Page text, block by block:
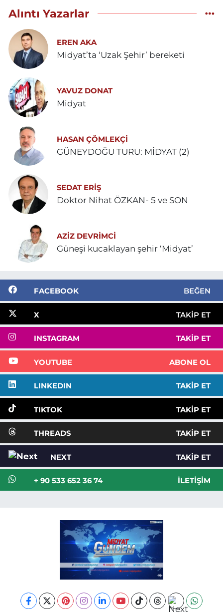
Alıntı Yazarlar
EREN AKA
Midyat’ta ‘Uzak Şehir’ bereketi
YAVUZ DONAT
Midyat
HASAN ÇÖMLEKÇİ
GÜNEYDOĞU TURU: MİDYAT (2)
SEDAT ERİŞ
Doktor Nihat ÖZKAN- 5 ve SON
AZIZ DEVRIMCI
Güneşi kucaklayan şehir ‘Midyat’
FACEBOOK BEĞEN
X TAKIP ET
INSTAGRAM TAKIP ET
YOUTUBE ABONE OL
LINKEDIN TAKIP ET
TIKTOK TAKIP ET
THREADS TAKIP ET
NEXT TAKIP ET
+ 90 533 652 36 74 İLETIŞIM